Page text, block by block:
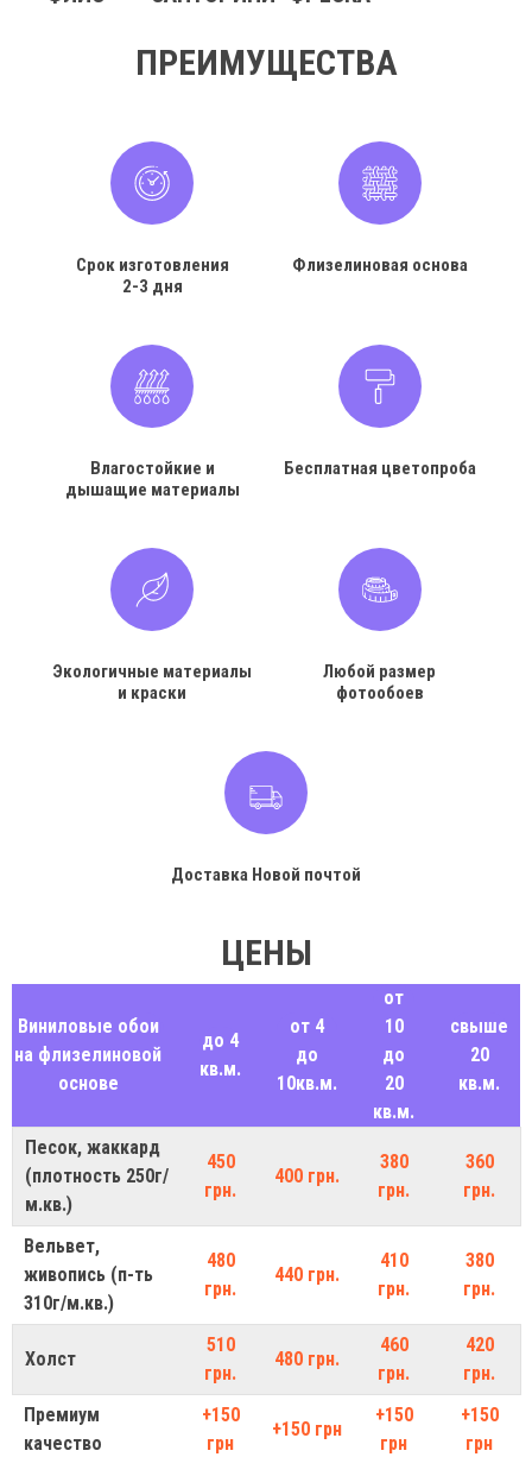
ПРЕИМУЩЕСТВА
Срок изготовления
2-3 дня
Флизелиновая основа
Влагостойкие и
дышащие материалы
Бесплатная цветопроба
Экологичные материалы
и краски
Любой размер
фотообоев
Доставка Новой почтой
ЦЕНЫ
Виниловые обои
на флизелиновой
основе
до 4
кв.м.
от 4
до
10кв.м.
от
10
до
20
кв.м.
свыше
20
кв.м.
Песок, жаккард
(плотность 250г/
м.кв.)
450
грн.
400 грн.
380
грн.
360
грн.
Вельвет,
живопись (п-ть
310г/м.кв.)
480
грн.
440 грн.
410
грн.
380
грн.
Холст
510
грн.
480 грн.
460
грн.
420
грн.
Премиум
качество
+150
грн
+150 грн
+150
грн
+150
грн